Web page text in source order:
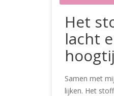
Het
lacht
Samen met
lijken. Het